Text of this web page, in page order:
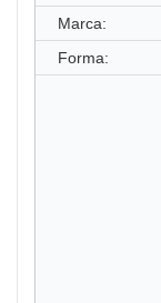
Marca:
Forma: